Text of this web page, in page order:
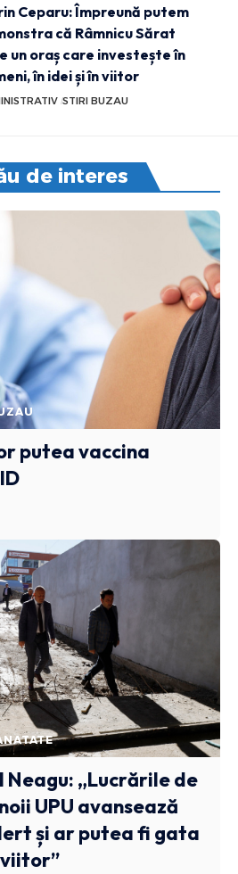
Ceparu: Împreună putem
că Râmnicu Sărat
un oraș care investește în
în idei și în viitor
STIRI BUZAU
de interes
putea vaccina
Neagu: „Lucrările de
UPU avansează
și ar putea fi gata